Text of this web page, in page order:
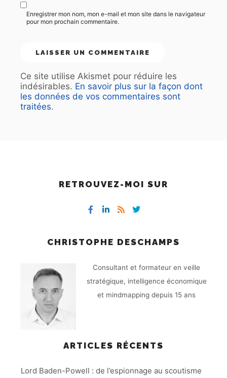
Enregistrer mon nom, mon e-mail et mon site dans le navigateur
pour mon prochain commentaire.
Ce site utilise Akismet pour réduire les
indésirables. En savoir plus sur la façon dont
les données de vos commentaires sont
traitées.
RETROUVEZ-MOI SUR
CHRISTOPHE DESCHAMPS
Consultant et formateur en veille
stratégique, intelligence économique
et mindmapping depuis 15 ans
ARTICLES RÉCENTS
Lord Baden-Powell : de l’espionnage au scoutisme